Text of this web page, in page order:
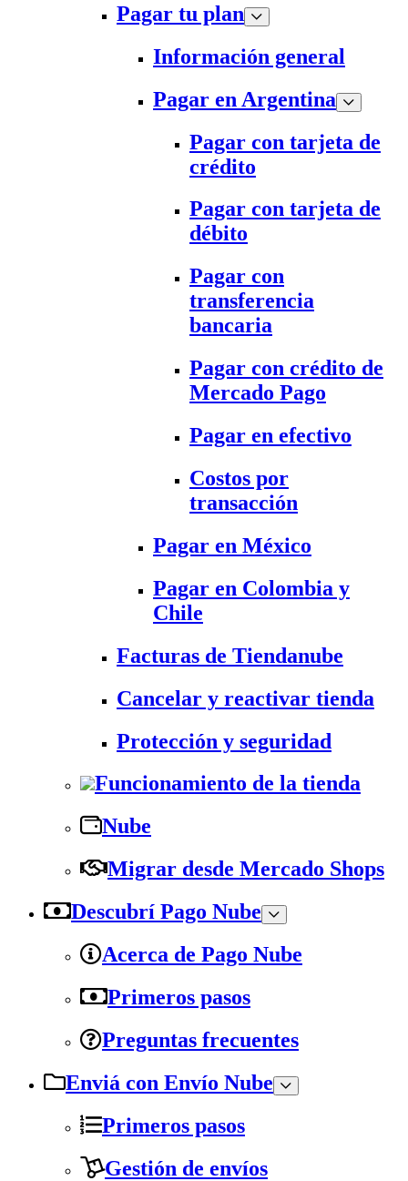
Pagar tu plan
Información general
Pagar en Argentina
Pagar con tarjeta de
crédito
Pagar con tarjeta de
débito
Pagar con
transferencia
bancaria
Pagar con crédito de
Mercado Pago
Pagar en efectivo
Costos por
transacción
Pagar en México
Pagar en Colombia y
Chile
Facturas de Tiendanube
Cancelar y reactivar tienda
Protección y seguridad
Funcionamiento de la tienda
Nube
Migrar desde Mercado Shops
Descubrí Pago Nube
Acerca de Pago Nube
Primeros pasos
Preguntas frecuentes
Enviá con Envío Nube
Primeros pasos
Gestión de envíos